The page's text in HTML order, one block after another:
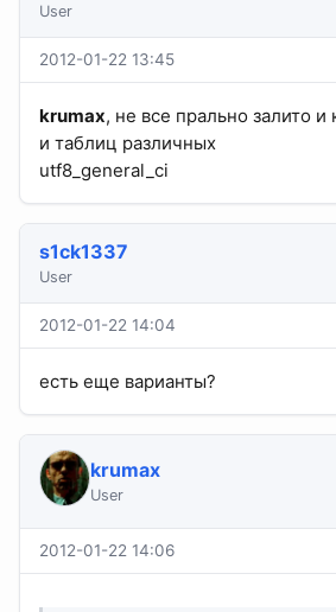
User
2012-01-22 13:45
krumax, не все прально залито и
и таблиц различных
utf8_general_ci
s1ck1337
User
2012-01-22 14:04
есть еще варианты?
krumax
User
2012-01-22 14:06